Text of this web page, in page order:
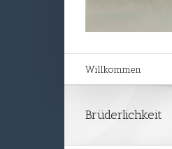
Willkommen
Brüderlichkeit